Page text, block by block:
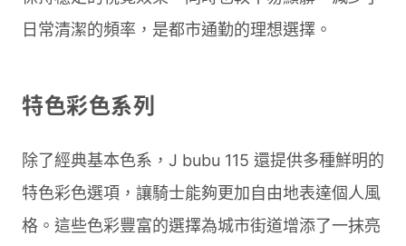
日常清潔的頻率，是都市通勤的理想選擇。
特色彩色系列
除了經典基本色系，J bubu 115 還提供多種鮮明的
特色彩色選項，讓騎士能夠更加自由地表達個人風
格。這些色彩豐富的選擇為城市街道增添了一抹亮